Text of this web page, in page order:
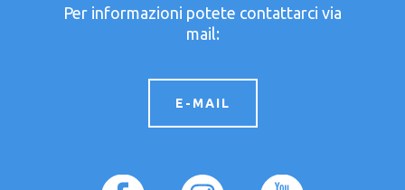
Per informazioni potete contattarci via
mail:
E-MAIL